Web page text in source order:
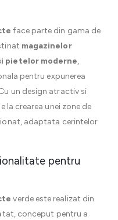
face parte din gama de
magazinelor
pietelor moderne,
pentru expunerea
un design atractiv si
crearea unei zone de
adaptata cerintelor
pentru
verde este realizat din
conceput pentru a